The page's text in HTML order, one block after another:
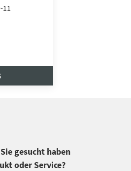
gesucht haben
oder Service?